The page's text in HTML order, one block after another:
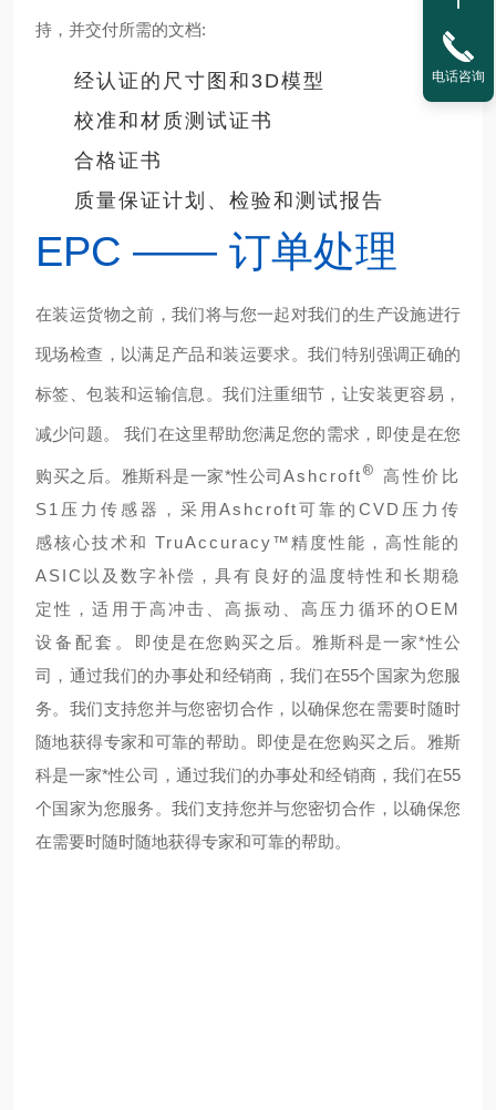
持，并交付所需的文档:
经认证的尺寸图和3D模型
校准和材质测试证书
合格证书
质量保证计划、检验和测试报告
EPC —— 订单处理
在装运货物之前，我们将与您一起对我们的生产设施进行
现场检查，以满足产品和装运要求。我们特别强调正确的
标签、包装和运输信息。我们注重细节，让安装更容易，
减少问题。 我们在这里帮助您满足您的需求， 即使是在您
购买之后。雅斯科是一家*性公司Ashcroft ® 高性价比
S1压力传感器，采用Ashcroft可靠的CVD压力传
感核心技术和 TruAccuracy™精度性能，高性能的
ASIC以及数字补偿，具有良好的温度特性和长期稳
定性，适用于高冲击、高振动、高压力循环的OEM
设备配套。 即使是在您购买之后。雅斯科是一家*性公
司，通过我们的办事处和经销商，我们在55个国家为您服
务。我们支持您并与您密切合作，以确保您在需要时随时
随地获得专家和可靠的帮助。 即使是在您购买之后。雅斯
科是一家*性公司，通过我们的办事处和经销商，我们在55
个国家为您服务。我们支持您并与您密切合作，以确保您
在需要时随时随地获得专家和可靠的帮助。
电话咨询